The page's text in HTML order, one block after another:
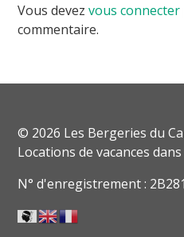
Vous devezvous connecter
commentaire.
© 2026 Les Bergeries du
Locations de vacances
N° d'enregistrement :